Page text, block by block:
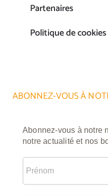
Partenaires
Politique de
ABONNEZ-VOUS À
Abonnez-vous à notre
notre actualité et nos